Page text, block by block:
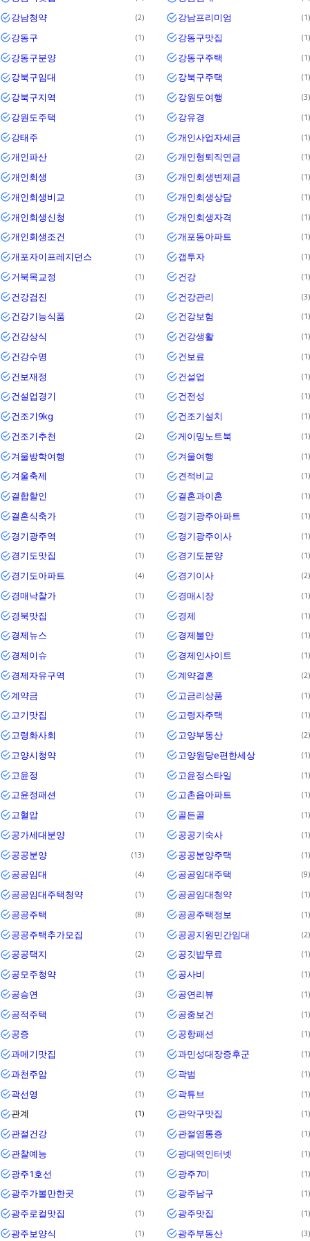
강남청약 2 강남프리미엄 1
강동구 1 강동구맛집 1
강동구분양 1 강동구주택 1
강북구임대 1 강북구주택 1
강북구지역 1 강원도여행 3
강원도주택 1 강유경 1
강태주 1 개인사업자세금 1
개인파산 2 개인형퇴직연금 1
개인회생 3 개인회생변제금 1
개인회생비교 1 개인회생상담 1
개인회생신청 1 개인회생자격 1
개인회생조건 1 개포동아파트 1
개포자이프레지던스 1 갭투자 1
거북목교정 1 건강 1
건강검진 1 건강관리 3
건강기능식품 2 건강보험 1
건강상식 1 건강생활 1
건강수명 1 건보료 1
건보재정 1 건설업 1
건설업경기 1 건전성 1
건조기9kg 1 건조기설치 1
건조기추천 2 게이밍노트북 1
겨울방학여행 1 겨울여행 1
겨울축제 1 견적비교 1
결합할인 1 결혼과이혼 1
결혼식축가 1 경기광주아파트 1
경기광주역 1 경기광주이사 1
경기도맛집 1 경기도분양 1
경기도아파트 4 경기이사 2
경매낙찰가 1 경매시장 1
경북맛집 1 경제 1
경제뉴스 1 경제불안 1
경제이슈 1 경제인사이트 1
경제자유구역 1 계약결혼 2
계약금 1 고금리상품 1
고기맛집 1 고령자주택 1
고령화사회 1 고양부동산 2
고양시청약 1 고양원당e편한세상 1
고윤정 1 고윤정스타일 1
고윤정패션 1 고촌읍아파트 1
고혈압 1 골든골 1
공가세대분양 1 공공기숙사 1
공공분양 13 공공분양주택 1
공공임대 4 공공임대주택 9
공공임대주택청약 1 공공임대청약 1
공공주택 8 공공주택정보 1
공공주택추가모집 1 공공지원민간임대 2
공공택지 2 공깃밥무료 1
공모주청약 1 공사비 1
공승연 3 공연리뷰 1
공적주택 1 공중보건 1
공증 1 공항패션 1
과메기맛집 1 과민성대장증후군 1
과천주암 1 곽범 1
곽선영 1 곽튜브 1
관계 1 관악구맛집 1
관절건강 1 관절염통증 1
관찰예능 1 광대역인터넷 1
광주1호선 1 광주7미 1
광주가볼만한곳 1 광주남구 1
광주로컬맛집 1 광주맛집 1
광주보양식 1 광주부동산 3